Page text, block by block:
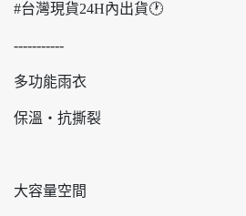
#台灣現貨24H內出貨🕐
-----------
多功能雨衣
保溫・抗撕裂
大容量空間